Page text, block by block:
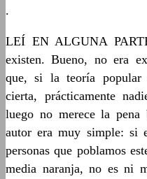
.
LEÍ EN ALGUNA
existen. Bueno, no era
que, si la teoría popular
cierta, prácticamente
luego no merece la pena
autor era muy simple: si
personas que poblamos
media naranja, no es ni